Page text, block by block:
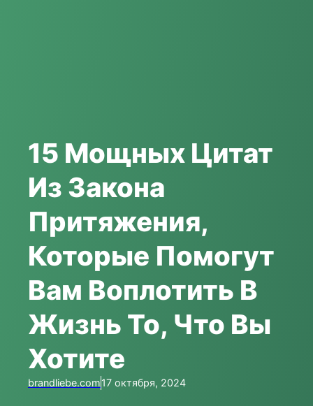
15 Мощных Цитат
Из Закона
Притяжения,
Которые Помогут
Вам Воплотить В
Жизнь То, Что Вы
Хотите
brandliebe.com17 октября, 2024